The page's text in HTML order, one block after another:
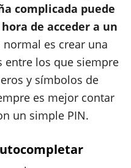
complicada puede
de acceder a un
normal es crear una
entre los que siempre
y símbolos de
es mejor contar
un simple PIN.